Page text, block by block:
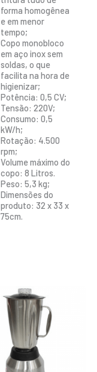
forma homogênea
e em menor
tempo;
Copo monobloco
em aço inox sem
soldas, o que
facilita na hora de
higienizar;
Potência: 0,5 CV;
Tensão: 220V;
Consumo: 0,5
kW/h;
Rotação: 4.500
rpm;
Volume máximo do
copo: 8 Litros.
Peso: 5,3 kg;
Dimensões do
produto: 32 x 33 x
75cm.